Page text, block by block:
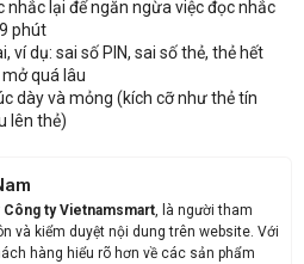
nhắc lại để ngăn ngừa việc đọc nhắc
phút
ví dụ: sai số PIN, sai số thẻ, thẻ hết
quá lâu
dày và mỏng (kích cỡ như thẻ tín
lên thẻ)
Công ty Vietnamsmart , là người tham
và kiểm duyệt nội dung trên website. Với
hàng hiểu rõ hơn về các sản phẩm